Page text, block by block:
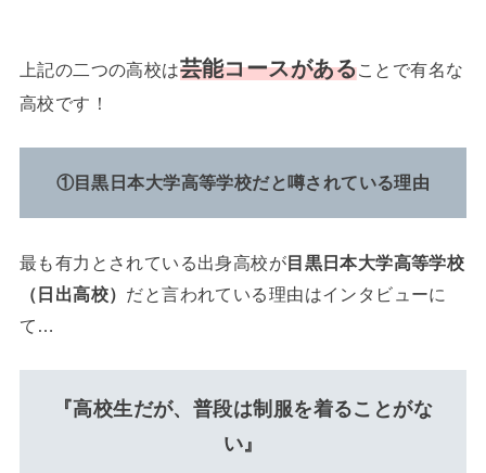
上記の二つの高校は芸能コースがあることで有名な
高校です！
①目黒日本大学高等学校だと噂されている理由
最も有力とされている出身高校が目黒日本大学高等学校
（日出高校） だと言われている理由はインタビューに
て…
『高校生だが、普段は制服を着ることがな
い』